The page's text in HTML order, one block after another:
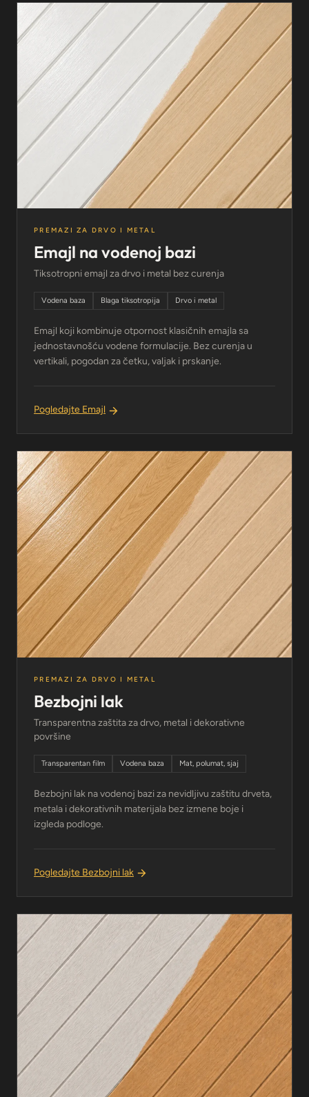
PREMAZI ZA DRVO I METAL
Emajl na vodenoj bazi
Tiksotropni emajl za drvo i metal bez curenja
Vodena baza Blaga tiksotropija Drvo i metal
Emajl koji kombinuje otpornost klasičnih emajla sa
jednostavnošću vodene formulacije. Bez curenja u
vertikali, pogodan za četku, valjak i prskanje.
Pogledajte Emajl
PREMAZI ZA DRVO I METAL
Bezbojni lak
Transparentna zaštita za drvo, metal i dekorativne
površine
Transparentan film Vodena baza Mat, polumat, sjaj
Bezbojni lak na vodenoj bazi za nevidljivu zaštitu drveta,
metala i dekorativnih materijala bez izmene boje i
izgleda podloge.
Pogledajte Bezbojni lak